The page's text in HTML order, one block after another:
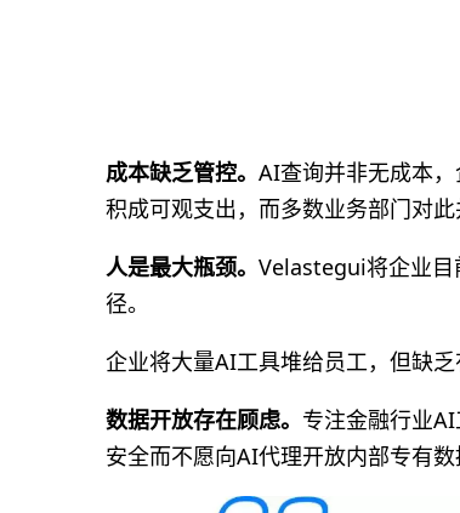
成本缺乏管控。 AI查询并非无成本
积成可观支出，而多数业务部门对此
人是最大瓶颈。 Velastegui将企业目
径。
企业将大量AI工具堆给员工，但缺
数据开放存在顾虑。 专注金融行业
安全而不愿向AI代理开放内部专有